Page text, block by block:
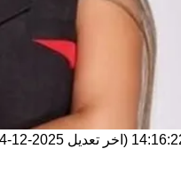
(اخر تعديل 2025-12-24 14:16:22